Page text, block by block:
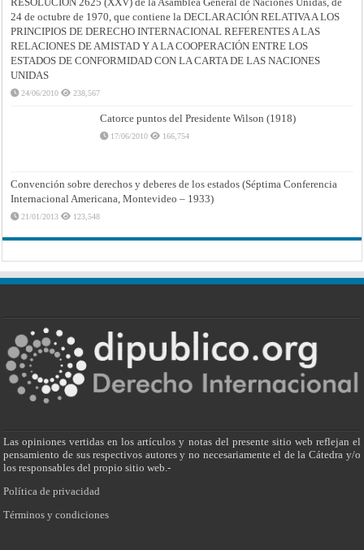
24 de octubre de 1970, que contiene la DECLARACIÓN RELATIVA A LOS
PRINCIPIOS DE DERECHO INTERNACIONAL REFERENTES A LAS
RELACIONES DE AMISTAD Y A LA COOPERACIÓN ENTRE LOS
ESTADOS DE CONFORMIDAD CON LA CARTA DE LAS NACIONES
UNIDAS
24/06/2010 238,567
Catorce puntos del Presidente Wilson (1918)
17/06/2010 166,754
Convención sobre derechos y deberes de los estados (Séptima Conferencia
Internacional Americana, Montevideo – 1933)
21/01/2013 123,548
Las opiniones vertidas en los artículos y notas del presente sitio web reflejan el
pensamiento de sus respectivos autores y no necesariamente el de la Cátedra y/o
los responsables del propio sitio web.-
Política de privacidad
Términos y condiciones